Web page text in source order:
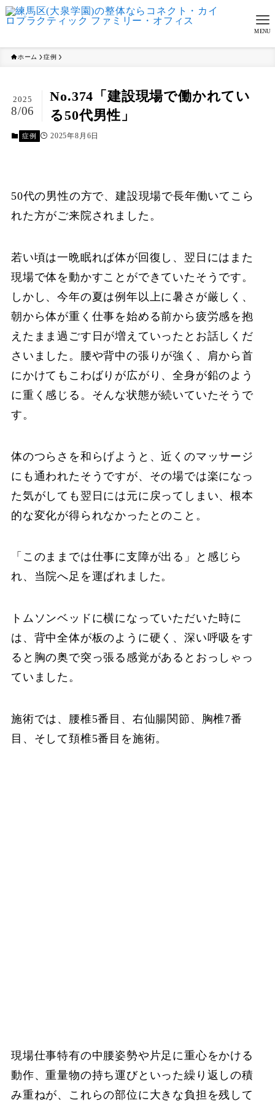
MENU
ホーム 症例
No.374「建設現場で働かれてい
る50代男性」
2025
8/06
症例 2025年8月6日
50代の男性の方で、建設現場で長年働いてこら
れた方がご来院されました。
若い頃は一晩眠れば体が回復し、翌日にはまた
現場で体を動かすことができていたそうです。
しかし、今年の夏は例年以上に暑さが厳しく、
朝から体が重く仕事を始める前から疲労感を抱
えたまま過ごす日が増えていったとお話しくだ
さいました。腰や背中の張りが強く、肩から首
にかけてもこわばりが広がり、全身が鉛のよう
に重く感じる。そんな状態が続いていたそうで
す。
体のつらさを和らげようと、近くのマッサージ
にも通われたそうですが、その場では楽になっ
た気がしても翌日には元に戻ってしまい、根本
的な変化が得られなかったとのこと。
「このままでは仕事に支障が出る」と感じら
れ、当院へ足を運ばれました。
トムソンベッドに横になっていただいた時に
は、背中全体が板のように硬く、深い呼吸をす
ると胸の奥で突っ張る感覚があるとおっしゃっ
ていました。
施術では、腰椎5番目、右仙腸関節、胸椎7番
目、そして頚椎5番目を施術。
現場仕事特有の中腰姿勢や片足に重心をかける
動作、重量物の持ち運びといった繰り返しの積
み重ねが、これらの部位に大きな負担を残して